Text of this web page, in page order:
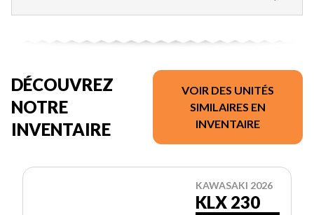
DÉCOUVREZ
NOTRE
INVENTAIRE
VOIR DES UNITÉS
SIMILAIRES EN
INVENTAIRE
KAWASAKI 2026
KLX 230